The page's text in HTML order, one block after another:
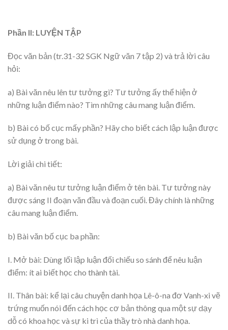
Phần II: LUYỆN TẬP
Đọc văn bản (tr.31-32 SGK Ngữ văn 7 tập 2) và trả lời câu
hỏi:
a) Bài văn nêu lên tư tưởng gì? Tư tưởng ấy thể hiện ở
những luận điểm nào? Tìm những câu mang luận điểm.
b) Bài có bố cục mấy phần? Hãy cho biết cách lập luận được
sử dụng ở trong bài.
Lời giải chi tiết:
a) Bài văn nêu tư tưởng luận điểm ở tên bài. Tư tưởng này
được sáng II đoạn văn đầu và đoạn cuối. Đây chính là những
câu mang luận điểm.
b) Bài văn bố cục ba phần:
I. Mở bài: Dùng lốì lập luận đối chiếu so sánh để nêu luận
điểm: ít ai biết học cho thành tài.
II. Thân bài: kể lại câu chuyện danh họa Lê-ô-na đơ Vanh-xi vẽ
trứng muốn nói đến cách học cơ bản thông qua một sự dạy
dỗ có khoa học và sự ki trì của thầy trò nhà danh họa.